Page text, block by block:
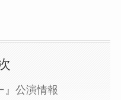
』公演情報